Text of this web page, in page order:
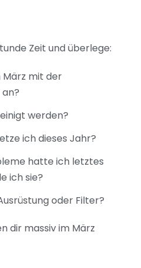
Zeit und überlege:
März mit der
werden?
ich dieses Jahr?
hatte ich letztes
ich sie?
oder Filter?
dir massiv im März